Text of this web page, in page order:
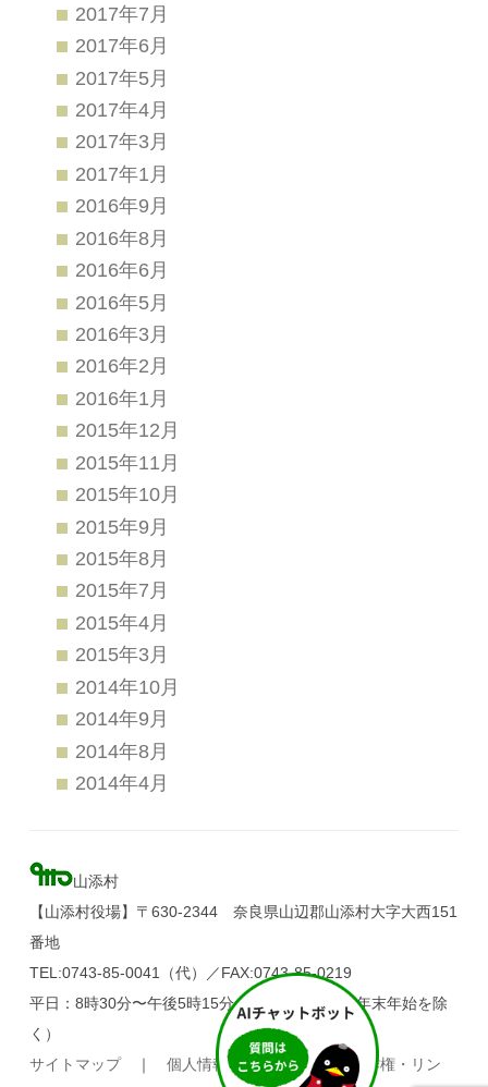
2017年7月
2017年6月
2017年5月
2017年4月
2017年3月
2017年1月
2016年9月
2016年8月
2016年6月
2016年5月
2016年3月
2016年2月
2016年1月
2015年12月
2015年11月
2015年10月
2015年9月
2015年8月
2015年7月
2015年4月
2015年3月
2014年10月
2014年9月
2014年8月
2014年4月
山添村
【山添村役場】〒630-2344 奈良県山辺郡山添村大字大西151
番地
TEL:0743-85-0041（代）／FAX:0743-85-0219
平日：8時30分〜午後5時15分（土・日・祝日、年末年始を除
く）
サイトマップ｜個人情報の取り扱い ｜ 著作権・リン